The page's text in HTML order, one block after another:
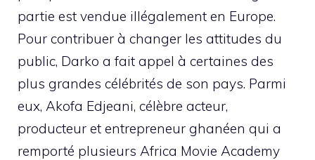
partie est vendue illégalement en Europe.
Pour contribuer à changer les attitudes du
public, Darko a fait appel à certaines des
plus grandes célébrités de son pays. Parmi
eux, Akofa Edjeani, célèbre acteur,
producteur et entrepreneur ghanéen qui a
remporté plusieurs Africa Movie Academy